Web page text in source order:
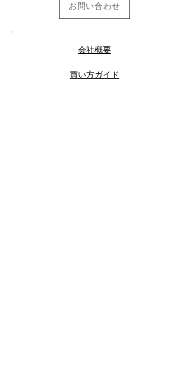
お問い合わせ
会社概要
買い方ガイド